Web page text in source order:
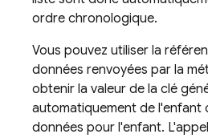
ordre chronologique.
Vous pouvez utiliser la
données renvoyées par la
obtenir la valeur de la clé
automatiquement de l'enfant
données pour l'enfant.